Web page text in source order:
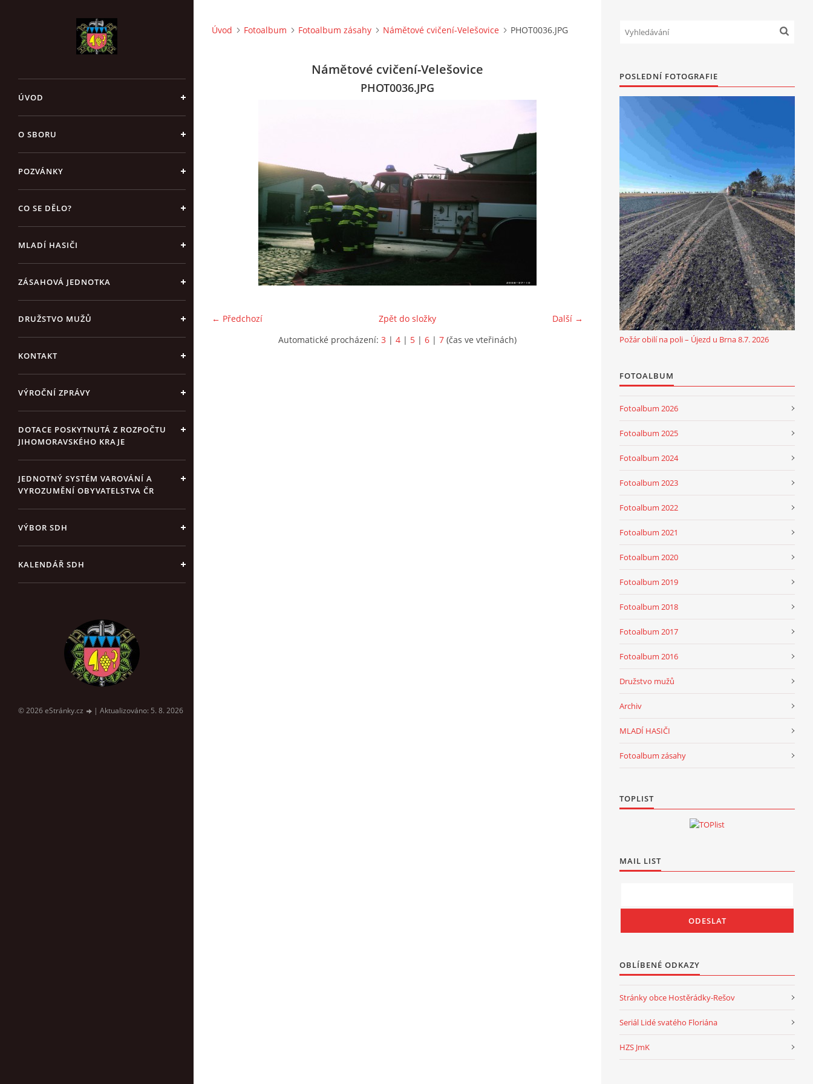
ÚVOD
O SBORU
POZVÁNKY
CO SE DĚLO?
MLADÍ HASIČI
ZÁSAHOVÁ JEDNOTKA
DRUŽSTVO MUŽŮ
KONTAKT
VÝROČNÍ ZPRÁVY
DOTACE POSKYTNUTÁ Z ROZPOČTU
JIHOMORAVSKÉHO KRAJE
JEDNOTNÝ SYSTÉM VAROVÁNÍ A
VYROZUMĚNÍ OBYVATELSTVA ČR
VÝBOR SDH
KALENDÁŘ SDH
© 2026 eStránky.cz | Aktualizováno: 5. 8. 2026
Úvod Fotoalbum Fotoalbum zásahy Námětové cvičení-Velešovice PHOT0036.JPG
Námětové cvičení-Velešovice
PHOT0036.JPG
← Předchozí Další →
Zpět do složky
Automatické procházení: 3 | 4 | 5 | 6 | 7 (čas ve vteřinách)
POSLEDNÍ FOTOGRAFIE
Požár obilí na poli – Újezd u Brna 8.7. 2026
FOTOALBUM
Fotoalbum 2026
Fotoalbum 2025
Fotoalbum 2024
Fotoalbum 2023
Fotoalbum 2022
Fotoalbum 2021
Fotoalbum 2020
Fotoalbum 2019
Fotoalbum 2018
Fotoalbum 2017
Fotoalbum 2016
Družstvo mužů
Archiv
MLADÍ HASIČI
Fotoalbum zásahy
TOPLIST
MAIL LIST
OBLÍBENÉ ODKAZY
Stránky obce Hostěrádky-Rešov
Seriál Lidé svatého Floriána
HZS JmK